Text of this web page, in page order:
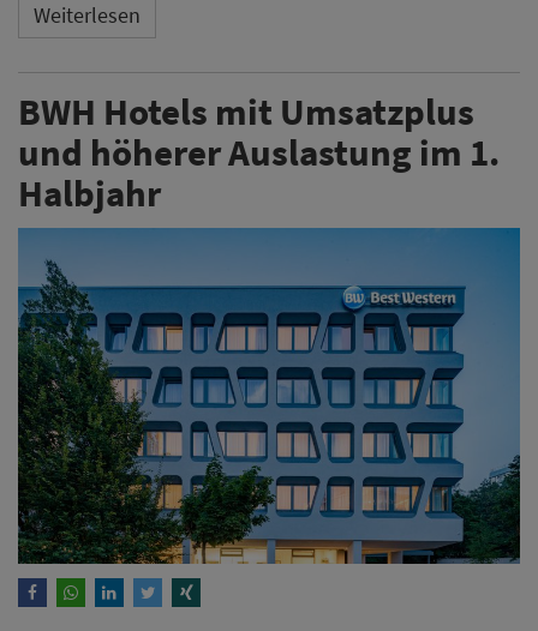
Weiterlesen
BWH Hotels mit Umsatzplus
und höherer Auslastung im 1.
Halbjahr